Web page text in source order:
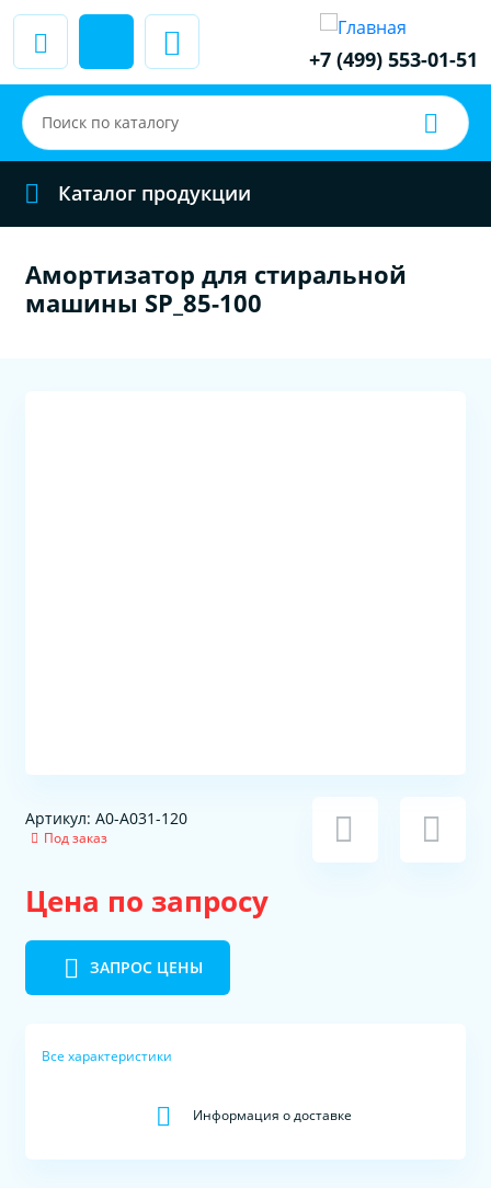
+7 (499) 553-01-51
Каталог продукции
Амортизатор для стиральной
машины SP_85-100
Артикул: A0-A031-120
Под заказ
Цена по запросу
ЗАПРОС ЦЕНЫ
Все характеристики
Информация о доставке